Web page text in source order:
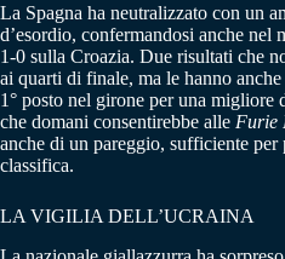
La Spagna ha neutralizzato con un
d’esordio, confermandosi anche nel
1-0 sulla Croazia. Due risultati che
ai quarti di finale, ma le hanno
1° posto nel girone per una
che domani consentirebbe alle Furie
anche di un pareggio, sufficiente per
classifica.
LA VIGILIA DELL’UCRAINA